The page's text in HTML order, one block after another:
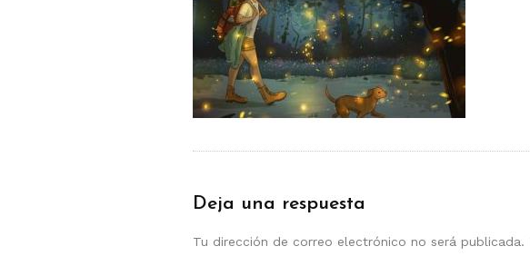
Deja una respuesta
Tu dirección de correo electrónico no será publicada.